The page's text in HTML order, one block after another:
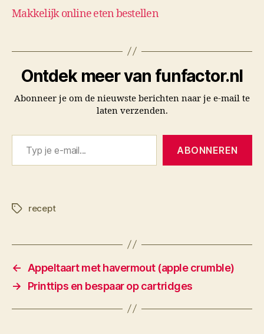
Makkelijk online eten bestellen
Ontdek meer van funfactor.nl
Abonneer je om de nieuwste berichten naar je e-mail te
laten verzenden.
Typ je e-mail...
ABONNEREN
Tagsrecept
← Appeltaart met havermout (apple crumble)
→
Printtips en bespaar op cartridges